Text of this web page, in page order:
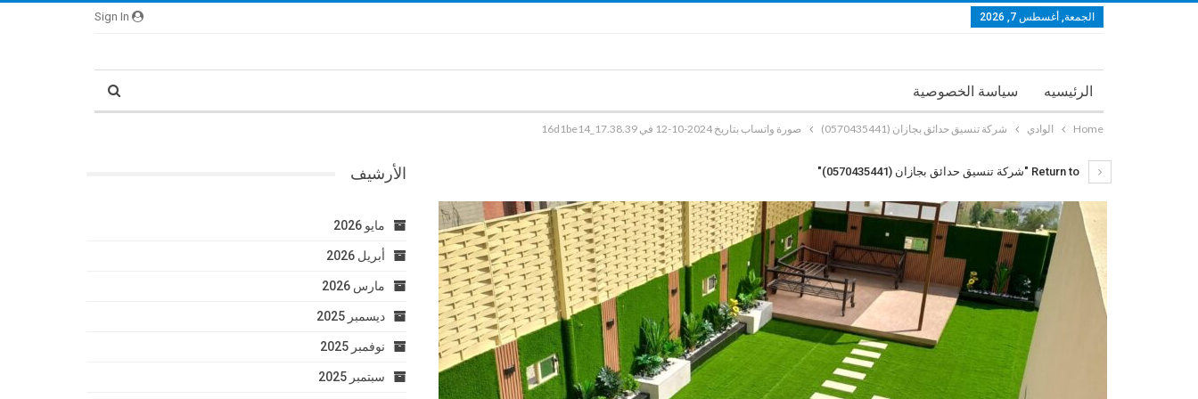
الجمعة, أغسطس 7, 2026
الرئيسيه سياسة الخصوصية
Home الوادي شركة تنسيق حدائق بجازان (0570435441) صورة واتساب بتاريخ 2024-10-12 في 17.38.39_16d1be14
الأرشيف
مايو 2026
أبريل 2026
مارس 2026
ديسمبر 2025
نوفمبر 2025
سبتمبر 2025